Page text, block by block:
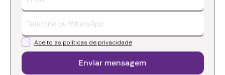
Aceito as políticas de privacidade